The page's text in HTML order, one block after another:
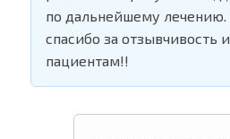
по дальнейшему
спасибо за отзывчивость
пациентам!!